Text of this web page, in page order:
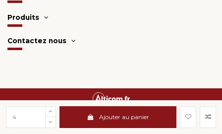
Ajouter au panier
Produits
Contactez nous
Une créationAlticom.fr